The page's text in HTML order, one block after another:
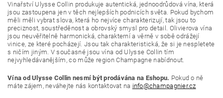
Vinařství Ulysse Collin produkuje autentická, jednoodrůdová vína, která
jsou zastoupena jen v těch nejlepších podnicích světa. Pokud bychom
měli měli vybrat slova, která ho nejvíce charakterizují, tak jsou to
preciznost, soustředěnost a obrovský smysl pro detail. Olivierova vína
jsou neuvěřitelně harmonická, charakterní a věrně v sobě odrážejí
vinice, ze které pocházejí. Jsou tak charakteristická, že si je nespletete
s ničím jiným. V současné jsou vína od Ulysse Collin tím
nejvyhledávanějším, co může region Champagne nabídnout.
Vína od Ulysse Collin nesmí být prodávána na Eshopu. Pokud o ně
máte zájem, neváhejte nás kontaktovat na info@champagnier.cz